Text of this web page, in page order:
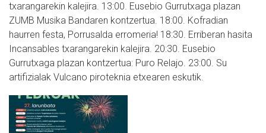
txarangarekin kalejira. 13:00. Eusebio Gurrutxaga plazan
ZUMB Musika Bandaren kontzertua. 18:00. Kofradian
haurren festa, Porrusalda erromeria! 18:30. Erriberan hasita
Incansables txarangarekin kalejira. 20:30. Eusebio
Gurrutxaga plazan kontzertua: Puro Relajo. 23:00. Su
artifizialak Vulcano piroteknia etxearen eskutik.